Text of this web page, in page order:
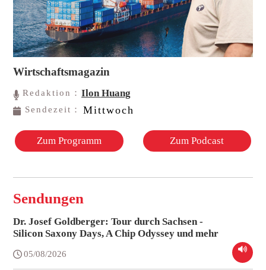
Wirtschaftsmagazin
Redaktion：Ilon Huang
Sendezeit： Mittwoch
Zum Programm Zum Podcast
Sendungen
Dr. Josef Goldberger: Tour durch Sachsen -
Silicon Saxony Days, A Chip Odyssey und mehr
05/08/2026